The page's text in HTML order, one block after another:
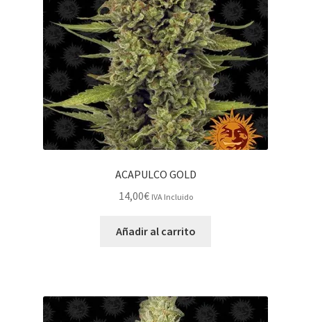
ACAPULCO GOLD
14,00€ IVA Incluido
Añadir al carrito